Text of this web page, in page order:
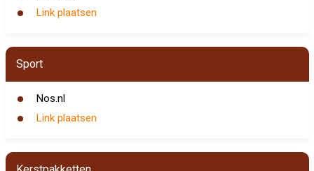
Link plaatsen
Sport
Nos.nl
Link plaatsen